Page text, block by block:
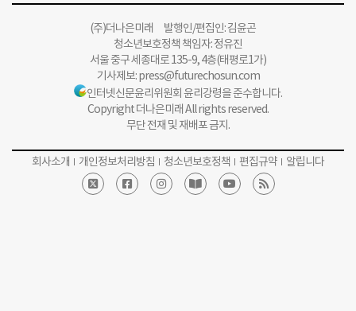
(주)더나은미래 발행인/편집인: 김윤곤
청소년보호정책 책임자: 정유진
서울 중구 세종대로 135-9, 4층(태평로1가)
기사제보:press@futurechosun.com
인터넷신문윤리위원회 윤리강령을 준수합니다.
Copyright 더나은미래 All rights reserved.
무단 전재 및 재배포 금지.
회사소개 개인정보처리방침 청소년보호정책 편집규약 알립니다